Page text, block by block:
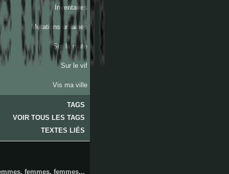
Inventaires
Mutations urbaines
Sur la route
Sur le vif
Vis ma ville
TAGS
les
VOIR TOUS LES TAGS
TEXTES LIÉS
femmes, femmes...